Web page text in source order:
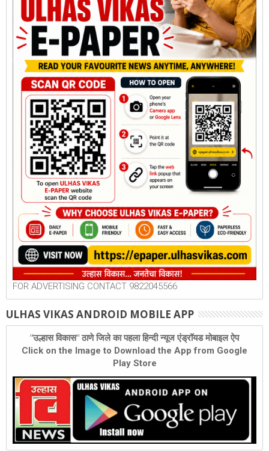
FOR ADVERTISING CONTACT 9822045566
ULHAS VIKAS ANDROID MOBILE APP
"उल्हास विकास" ठाणे जिले का पहला हिन्दी न्यूज एंड्रॉयड मोबाइल ऐप
Click on the Image to Download the App from Google
Play Store